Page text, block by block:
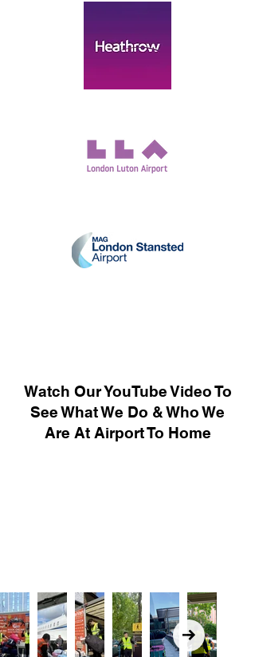
Watch Our YouTube Video To
See What We Do & Who We
Are At Airport To Home